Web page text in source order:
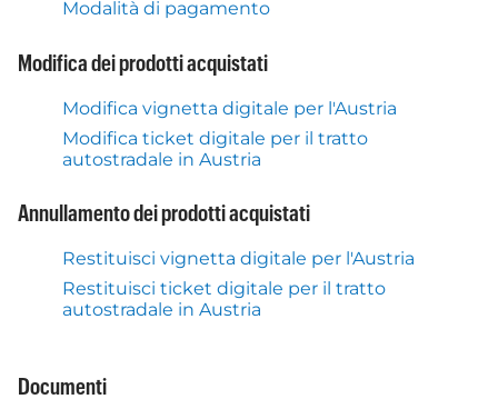
Modalità di pagamento
Modifica dei prodotti acquistati
Modifica vignetta digitale per l'Austria
Modifica ticket digitale per il tratto
autostradale in Austria
Annullamento dei prodotti acquistati
Restituisci vignetta digitale per l'Austria
Restituisci ticket digitale per il tratto
autostradale in Austria
Documenti